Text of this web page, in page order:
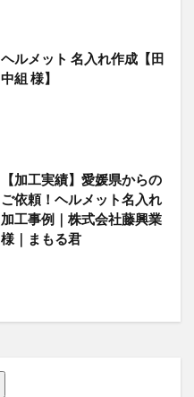
ヘルメット 名入れ作成【田
中組 様】
【加工実績】愛媛県からの
ご依頼！ヘルメット名入れ
加工事例｜株式会社藤興業
様｜まもる君